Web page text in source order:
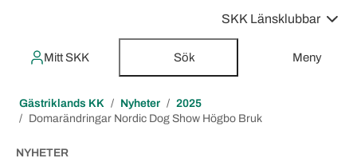
SKK Länsklubbar
Mitt SKK Sök Meny
Gästriklands KK Nyheter
2025
Domarändringar Nordic Dog Show Högbo Bruk
NYHETER